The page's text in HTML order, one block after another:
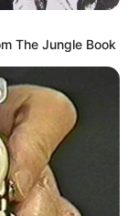
comenzó
piedras
en
esquina
demostraba
¡Tenemos
de la
con el Jesús
The Jungle Book